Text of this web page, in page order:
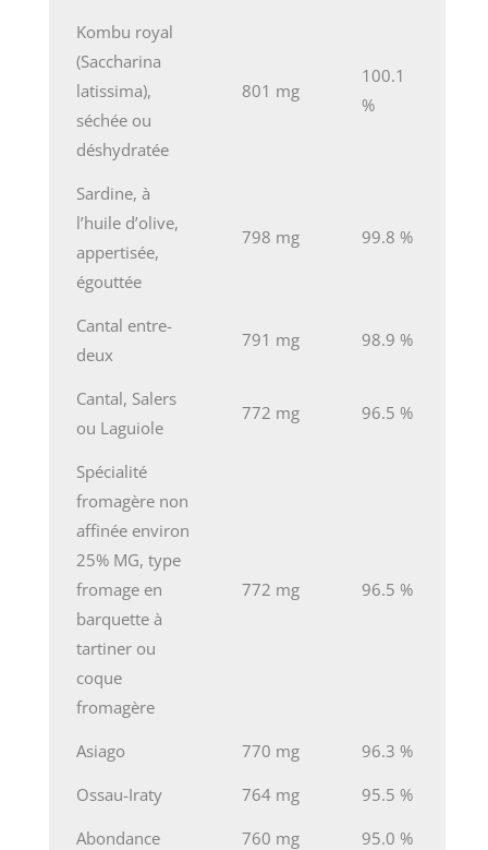
Kombu royal
(Saccharina
latissima),
séchée ou
déshydratée
801 mg
100.1
%
Sardine, à
l’huile d’olive,
appertisée,
égouttée
798 mg 99.8 %
Cantal entre-
deux
791 mg 98.9 %
Cantal, Salers
ou Laguiole
772 mg 96.5 %
Spécialité
fromagère non
affinée environ
25% MG, type
fromage en
barquette à
tartiner ou
coque
fromagère
772 mg 96.5 %
Asiago 770 mg
96.3 %
Ossau-Iraty
764 mg
95.5 %
Abondance
760 mg
95.0 %